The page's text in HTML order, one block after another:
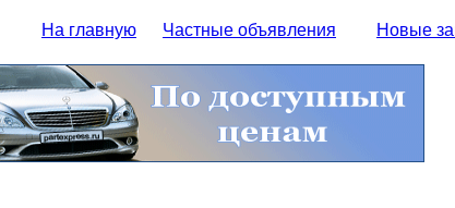
На главную Частные объявления Новые